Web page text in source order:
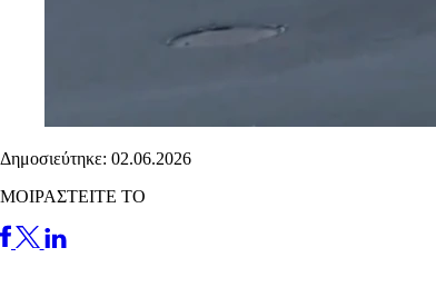
Δημοσιεύτηκε: 02.06.2026
ΜΟΙΡΑΣΤΕΙΤΕ ΤΟ